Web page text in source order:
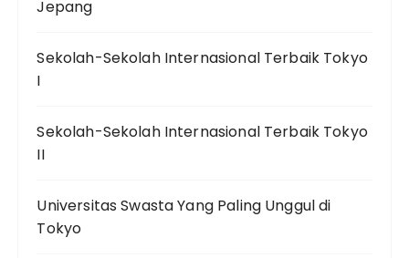
Jepang
Sekolah-Sekolah Internasional Terbaik Tokyo
I
Sekolah-Sekolah Internasional Terbaik Tokyo
II
Universitas Swasta Yang Paling Unggul di
Tokyo